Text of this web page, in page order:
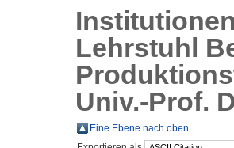
Lehrstuhl
Univ.-Prof.
Eine Ebene nach oben ...